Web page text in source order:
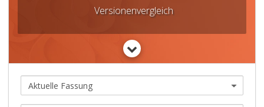
Versionenvergleich